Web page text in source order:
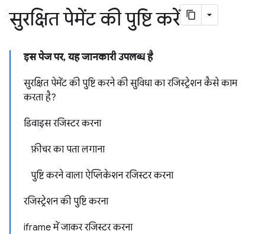
सुरक्षित पेमेंट की पुष्टि करें
इस पेज पर, यह जानकारी उपलब्ध है
सुरक्षित पेमेंट की पुष्टि करने की सुविधा का रजिस्ट्रेशन कैसे काम
करता है?
डिवाइस रजिस्टर करना
फ़ीचर का पता लगाना
पुष्टि करने वाला ऐप्लिकेशन रजिस्टर करना
रजिस्ट्रेशन की पुष्टि करना
iframe में जाकर रजिस्टर करना